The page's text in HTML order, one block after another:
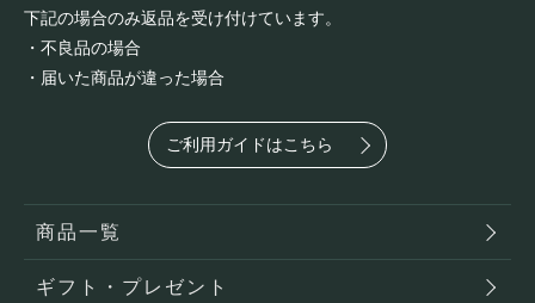
下記の場合のみ返品を受け付けています。
・不良品の場合
・届いた商品が違った場合
ご利用ガイドはこちら
商品一覧
ギフト・プレゼント